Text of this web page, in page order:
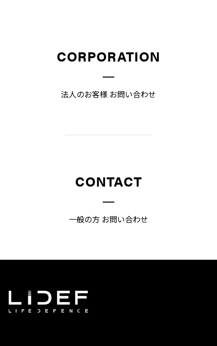
CORPORATION
法人のお客様 お問い合わせ
CONTACT
一般の方 お問い合わせ